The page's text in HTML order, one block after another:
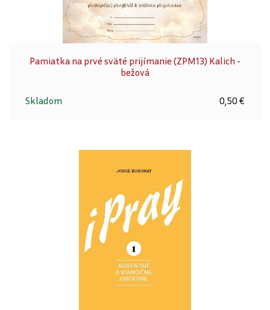
Pamiatka na prvé sväté prijímanie (ZPM13) Kalich -
bežová
Skladom 0,50 €